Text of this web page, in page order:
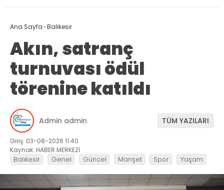
Ana Sayfa ›Balıkesir
Akın, satranç
turnuvası ödül
törenine katıldı
Admin admin TÜM YAZILARI
Giriş: 03-08-2026 11:40
Kaynak: HABER MERKEZİ
Balıkesir Genel Güncel Manşet Spor Yaşam